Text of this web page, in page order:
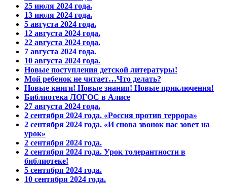
25 июля 2024 года.
13 июля 2024 года.
5 августа 2024 года.
12 августа 2024 года.
22 августа 2024 года.
7 августа 2024 года.
10 августа 2024 года.
Новые поступления детской литературы!
Мой ребенок не читает…Что делать?
Новые книги! Новые знания! Новые приключения!
Библиотека ЛОГОС в Алисе
27 августа 2024 года.
2 сентября 2024 года. «Россия против террора»
2 сентября 2024 года. «И снова звонок нас зовет на
урок»
2 сентября 2024 года.
2 сентября 2024 года. Урок толерантности в
библиотеке!
5 сентября 2024 года.
10 сентября 2024 года.